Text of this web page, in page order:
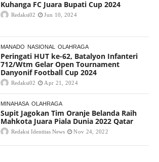
Kuhanga FC Juara Bupati Cup 2024
Redaksi02 Jun 10, 2024
MANADO NASIONAL OLAHRAGA
Peringati HUT ke-62, Batalyon Infanteri
712/Wtm Gelar Open Tournament
Danyonif Football Cup 2024
Redaksi02 Apr 21, 2024
MINAHASA OLAHRAGA
Supit Jagokan Tim Oranje Belanda Raih
Mahkota Juara Piala Dunia 2022 Qatar
Redaksi Identitas News Nov 24, 2022